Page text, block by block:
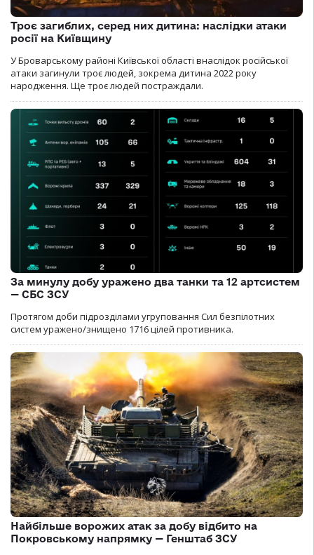
Троє загиблих, серед них дитина: наслідки атаки
росії на Київщину
У Броварському районі Київської області внаслідок російської
атаки загинули троє людей, зокрема дитина 2022 року
народження. Ще троє людей постраждали.
За минулу добу уражено два танки та 12 артсистем
— СБС ЗСУ
Протягом доби підрозділами угруповання Сил безпілотних
систем уражено/знищено 1716 цілей противника.
Найбільше ворожих атак за добу відбито на
Покровському напрямку — Генштаб ЗСУ